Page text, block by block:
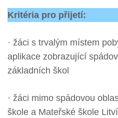
Kritéria pro přijetí:
· žáci s trvalým místem
aplikace zobrazující
základních škol
· žáci mimo spádovou
škole a Mateřské škole